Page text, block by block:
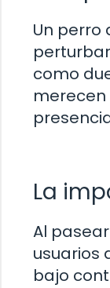
Un perro
como
La
Al
usuarios
bajo